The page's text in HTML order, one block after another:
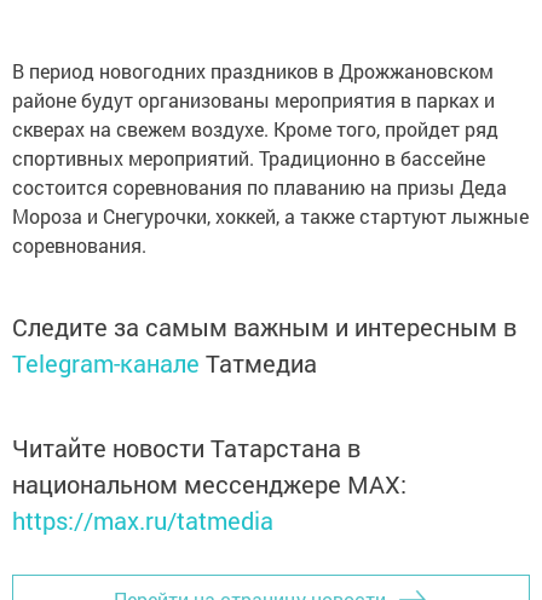
В период новогодних праздников в Дрожжановском
районе будут организованы мероприятия в парках и
скверах на свежем воздухе. Кроме того, пройдет ряд
спортивных мероприятий. Традиционно в бассейне
состоится соревнования по плаванию на призы Деда
Мороза и Снегурочки, хоккей, а также стартуют лыжные
соревнования.
Следите за самым важным и интересным в
Telegram-канале Татмедиа
Читайте новости Татарстана в
национальном мессенджере MАХ:
https://max.ru/tatmedia